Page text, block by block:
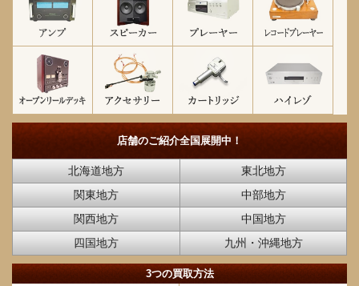
店舗のご紹介全国展開中！
北海道地方
東北地方
関東地方
中部地方
関西地方
中国地方
四国地方
九州・沖縄地方
3つの買取方法